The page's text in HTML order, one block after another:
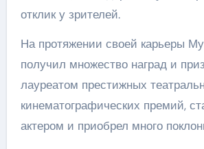
отклик у зрителей.
На протяжении своей карьеры
получил множество наград и
лауреатом престижных
кинематографических премий,
актером и приобрел много